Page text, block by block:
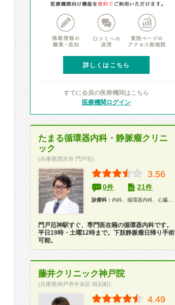
詳しくはこちら
すでに会員の医療機関はこちら
医療機関ログイン
たまる循環器内科・静脈瘤クリニ
ック
(兵庫県西宮市 門戸荘)
3.56
0件 21件
診療科： 内科、循環器内科、心臓血管外科、健康診断、在宅医療
門戸厄神駅すぐ、専門医在籍の循環器内科です。
平日19時・土曜12時まで。下肢静脈瘤日帰り手術
可能。
藤井クリニック神戸院
(兵庫県神戸市中央区 明石町)
4.49